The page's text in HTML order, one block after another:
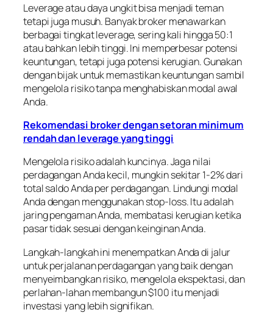
Leverage atau daya ungkit bisa menjadi teman
tetapi juga musuh. Banyak broker menawarkan
berbagai tingkat leverage, sering kali hingga 50:1
atau bahkan lebih tinggi. Ini memperbesar potensi
keuntungan, tetapi juga potensi kerugian. Gunakan
dengan bijak untuk memastikan keuntungan sambil
mengelola risiko tanpa menghabiskan modal awal
Anda.
Rekomendasi broker dengan setoran minimum
rendah dan leverage yang tinggi
Mengelola risiko adalah kuncinya. Jaga nilai
perdagangan Anda kecil, mungkin sekitar 1-2% dari
total saldo Anda per perdagangan. Lindungi modal
Anda dengan menggunakan stop-loss. Itu adalah
jaring pengaman Anda, membatasi kerugian ketika
pasar tidak sesuai dengan keinginan Anda.
Langkah-langkah ini menempatkan Anda di jalur
untuk perjalanan perdagangan yang baik dengan
menyeimbangkan risiko, mengelola ekspektasi, dan
perlahan-lahan membangun $100 itu menjadi
investasi yang lebih signifikan.